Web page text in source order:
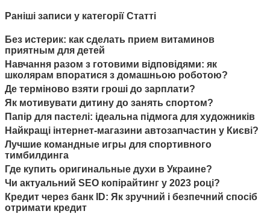
Раніші записи у категорії Статті
Без истерик: как сделать прием витаминов
приятным для детей
Навчання разом з готовими відповідями: як
школярам впоратися з домашньою роботою?
Де терміново взяти гроші до зарплати?
Як мотивувати дитину до занять спортом?
Папір для пастелі: ідеальна підмога для художників
Найкращі інтернет-магазини автозапчастин у Києві?
Лучшие командные игры для спортивного
тимбилдинга
Где купить оригинальные духи в Украине?
Чи актуальний SEO копірайтинг у 2023 році?
Кредит через банк ID: Як зручний і безпечний спосіб
отримати кредит